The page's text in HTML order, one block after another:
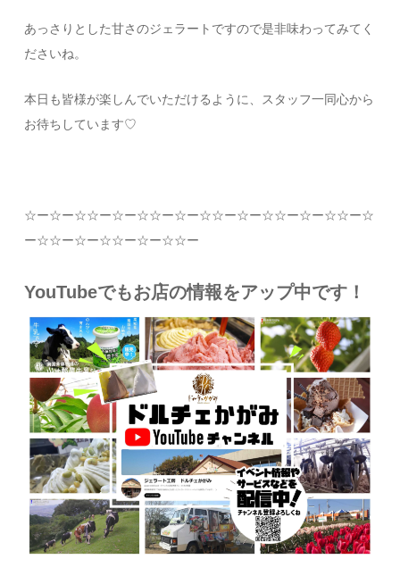
あっさりとした甘さのジェラートですので是非味わってみてく
ださいね。
本日も皆様が楽しんでいただけるように、スタッフ一同心から
お待ちしています♡
☆ー☆ー☆☆ー☆ー☆☆ー☆ー☆☆ー☆ー☆☆ー☆ー☆☆ー☆
ー☆☆ー☆ー☆☆ー☆ー☆☆ー
YouTubeでもお店の情報をアップ中です！